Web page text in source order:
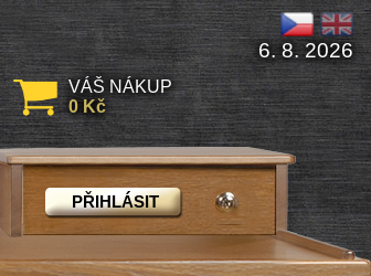
PŘIHLÁSIT
6. 8. 2026
VÁŠ NÁKUP
0 Kč